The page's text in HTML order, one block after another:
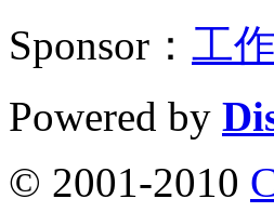
Sponsor： 工
Powered by
© 2001-2010